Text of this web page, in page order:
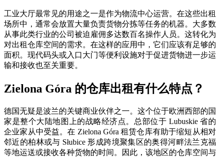
工业大厅最常见的用途之一是作为物流中心运营。在这些出租
场所中，通常会放置大量负责货物分拣等任务的机器。大多数
从事此类行业的公司被迫雇佣多达数百名操作人员。这转化为
对出租仓库空间的需求。在这样的应用中，它们应该有足够的
面积。现代码头或入口大门等便利设施对于促进货物进一步运
输和接收也至关重要。
Zielona Góra 的仓库出租有什么特点？
德国无疑是波兰的关键商业伙伴之一。这个位于欧洲西部的国
家是整个大陆地图上的战略经济点。总部位于 Lubuskie 省的
企业家从中受益。在 Zielona Góra 租赁仓库有助于缩短从相对
邻近的柏林或与 Słubice 形成跨境聚集区的奥得河畔法兰克福
等地运送或接收各种货物的时间。因此，该地区的仓库空间与